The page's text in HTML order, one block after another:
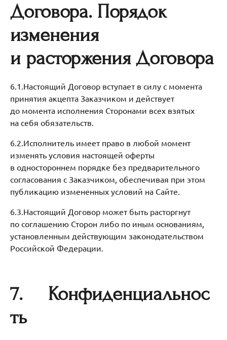
Договора. Порядок
изменения
и расторжения Договора
6.1.Настоящий Договор вступает в силу с момента
принятия акцепта Заказчиком и действует
до момента исполнения Сторонами всех взятых
на себя обязательств.
6.2.Исполнитель имеет право в любой момент
изменять условия настоящей оферты
в одностороннем порядке без предварительного
согласования с Заказчиком, обеспечивая при этом
публикацию измененных условий на Сайте.
6.3.Настоящий Договор может быть расторгнут
по соглашению Сторон либо по иным основаниям,
установленным действующим законодательством
Российской Федерации.
7. Конфиденциальнос
ть